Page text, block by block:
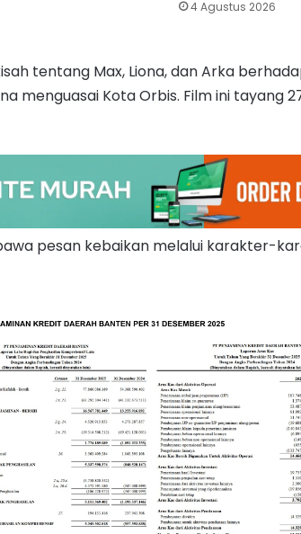
4 Agustus 2026
tentang Max, Liona, dan Arka
menguasai Kota Orbis. Film ini tayang
pesan kebaikan melalui karakter-